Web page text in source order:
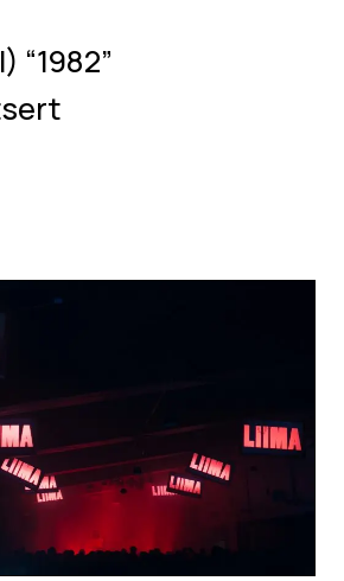
“1982”